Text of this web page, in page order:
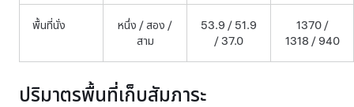
พื้นที่นั่ง
หนึ่ง / สอง /
สาม
53.9 / 51.9
/ 37.0
1370 /
1318 / 940
ปริมาตรพื้นที่เก็บสัมภาระ